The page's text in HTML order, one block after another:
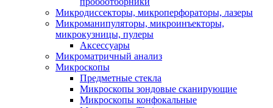
Микродиссекторы, микроперфораторы, лазеры
Микроманипуляторы, микроинъекторы,
микрокузницы, пулеры
Аксессуары
Микроматричный анализ
Микроскопы
Предметные стекла
Микроскопы зондовые сканирующие
Микроскопы конфокальные